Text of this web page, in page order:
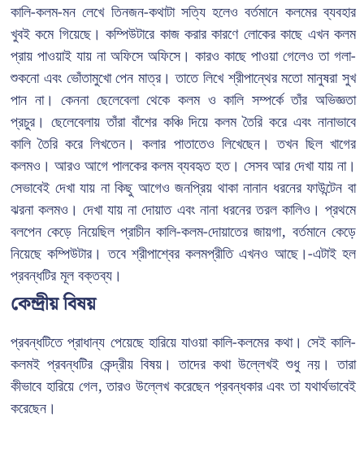
কালি-কলম-মন লেখে তিনজন-কথাটা সত্যি হলেও বর্তমানে কলমের ব্যবহার
খুবই কমে গিয়েছে। কম্পিউটারে কাজ করার কারণে লোকের কাছে এখন কলম
প্রায় পাওয়াই যায় না অফিসে অফিসে। কারও কাছে পাওয়া গেলেও তা গলা-
শুকনো এবং ভোঁতামুখো পেন মাত্র। তাতে লিখে শ্রীপান্থের মতো মানুষরা সুখ
পান না। কেননা ছেলেবেলা থেকে কলম ও কালি সম্পর্কে তাঁর অভিজ্ঞতা
প্রচুর। ছেলেবেলায় তাঁরা বাঁশের কঞ্চি দিয়ে কলম তৈরি করে এবং নানাভাবে
কালি তৈরি করে লিখতেন। কলার পাতাতেও লিখেছেন। তখন ছিল খাগের
কলমও। আরও আগে পালকের কলম ব্যবহৃত হত। সেসব আর দেখা যায় না।
সেভাবেই দেখা যায় না কিছু আগেও জনপ্রিয় থাকা নানান ধরনের ফাউন্টেন বা
ঝরনা কলমও। দেখা যায় না দোয়াত এবং নানা ধরনের তরল কালিও। প্রথমে
বলপেন কেড়ে নিয়েছিল প্রাচীন কালি-কলম-দোয়াতের জায়গা, বর্তমানে কেড়ে
নিয়েছে কম্পিউটার। তবে শ্রীপাশ্বের কলমপ্রীতি এখনও আছে।-এটাই হল
প্রবন্ধটির মূল বক্তব্য।
কেন্দ্রীয় বিষয়
প্রবন্ধটিতে প্রাধান্য পেয়েছে হারিয়ে যাওয়া কালি-কলমের কথা। সেই কালি-
কলমই প্রবন্ধটির কেন্দ্রীয় বিষয়। তাদের কথা উল্লেখই শুধু নয়। তারা
কীভাবে হারিয়ে গেল, তারও উল্লেখ করেছেন প্রবন্ধকার এবং তা যথার্থভাবেই
করেছেন।